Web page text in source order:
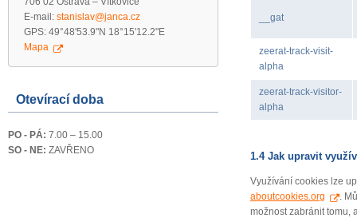
E-mail: stanislav@janca.cz
GPS: 49°48'53.9"N 18°15'12.2"E
Mapa
Otevírací doba
PO - PÁ: 7.00 – 15.00
SO - NE: ZAVŘENO
__gat
zeerat-track-visit-
alpha
zeerat-track-visitor-
alpha
1.4 Jak upravit
Využívání cookies lze
aboutcookies.org
.
možnost zabránit tomu,